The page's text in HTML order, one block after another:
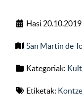
Hasi
San Martin de
Kategoriak:
Etiketak: